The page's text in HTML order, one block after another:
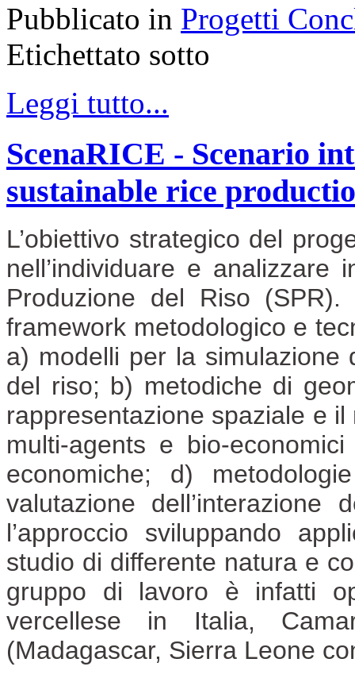
Pubblicato in Progetti
Etichettato sotto
Leggi tutto...
ScenaRICE - Scenario
sustainable rice
L’obiettivo strategico del
nell’individuare e
Produzione del Riso
framework metodologico e
a) modelli per la simulazione
del riso; b) metodiche di
rappresentazione spaziale e
multi-agents e bio-
economiche; d)
valutazione dell’interazione
l’approccio sviluppando
studio di differente natura e
gruppo di lavoro è infatti
vercellese in Italia,
(Madagascar, Sierra Leone